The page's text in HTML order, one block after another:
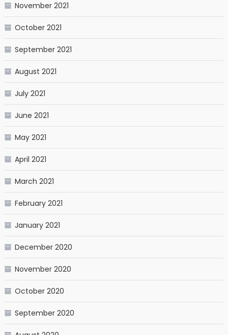
November 2021
October 2021
September 2021
August 2021
July 2021
June 2021
May 2021
April 2021
March 2021
February 2021
January 2021
December 2020
November 2020
October 2020
September 2020